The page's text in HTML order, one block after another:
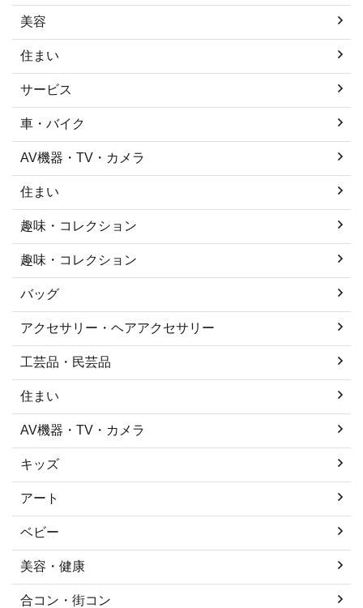
美容
住まい
サービス
車・バイク
AV機器・TV・カメラ
住まい
趣味・コレクション
趣味・コレクション
バッグ
アクセサリー・ヘアアクセサリー
工芸品・民芸品
住まい
AV機器・TV・カメラ
キッズ
アート
ベビー
美容・健康
合コン・街コン